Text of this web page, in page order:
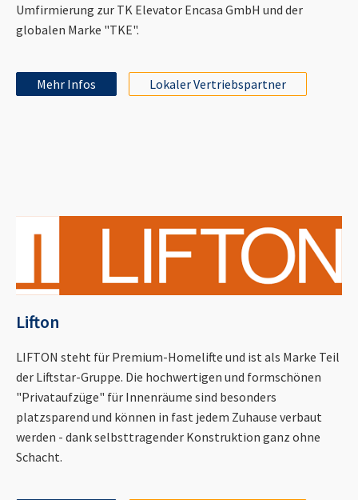
Umfirmierung zur TK Elevator Encasa GmbH und der
globalen Marke "TKE".
Mehr Infos Lokaler Vertriebspartner
Lifton
LIFTON steht für Premium-Homelifte und ist als Marke Teil
der Liftstar-Gruppe. Die hochwertigen und formschönen
"Privataufzüge" für Innenräume sind besonders
platzsparend und können in fast jedem Zuhause verbaut
werden - dank selbsttragender Konstruktion ganz ohne
Schacht.